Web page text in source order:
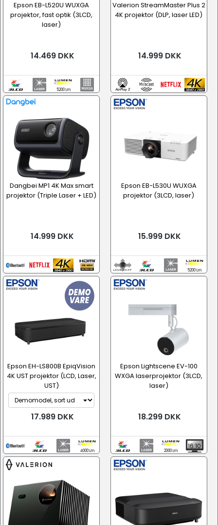
Epson EB-L520U WUXGA
projektor, fast optik (3LCD,
laser)
14.469 DKK
5200 Lm
Valerion StreamMaster Plus 2
4K projektor (DLP, laser LED)
14.999 DKK
Dangbei MP1 4K Max smart
projektor (Triple Laser + LED)
14.999 DKK
Epson EB-L530U WUXGA
projektor (3LCD, laser)
15.999 DKK
5200 Lm
Epson EH-LS800B EpiqVision
4K UST projektor (LCD, Laser,
UST)
17.989 DKK
4000 Lm
Epson Lightscene EV-100
WXGA laserprojektor (3LCD,
laser)
18.299 DKK
2000 Lm
16:10